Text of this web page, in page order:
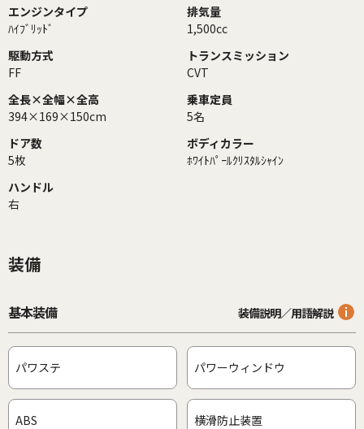
エンジンタイプ
ﾊｲﾌﾞﾘｯﾄﾞ
排気量
1,500cc
駆動方式
FF
トランスミッション
CVT
全長×全幅×全高
394×169×150cm
乗車定員
5名
ドア数
5枚
ボディカラー
ﾎﾜｲﾄﾊﾟｰﾙｸﾘｽﾀﾙｼｬｲﾝ
ハンドル
右
装備
基本装備 装備説明／用語解説
パワステ パワーウィンドウ
ABS 横滑防止装置